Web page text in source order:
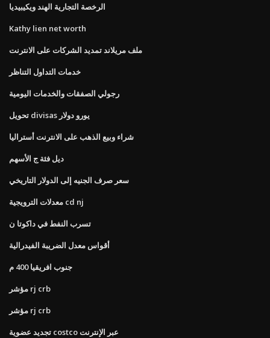
الرخصة التجارية الهند ويكيبيديا
Kathy lien net worth
ملف مريلاند تمديد الشركات على الانترنت
خدمات التداول التناظر
رجولي الصفقات والخدمات اليومية
تحويل divisas يورو دولار
شراء وبيع الذهب على الانترنت أستراليا
ديل فئة ج الأسهم
سعر صرف الجنيه إلى الدولار التاريخي
معدلات الترويجية cd nj
تسرب النفط في داكوتا ن
أقواس معدل الضريبة الفيدرالية
جنوب افريقيا 400 م
مؤشر rj crb
مؤشر rj crb
تجديد عضوية costco عبر الإنترنت